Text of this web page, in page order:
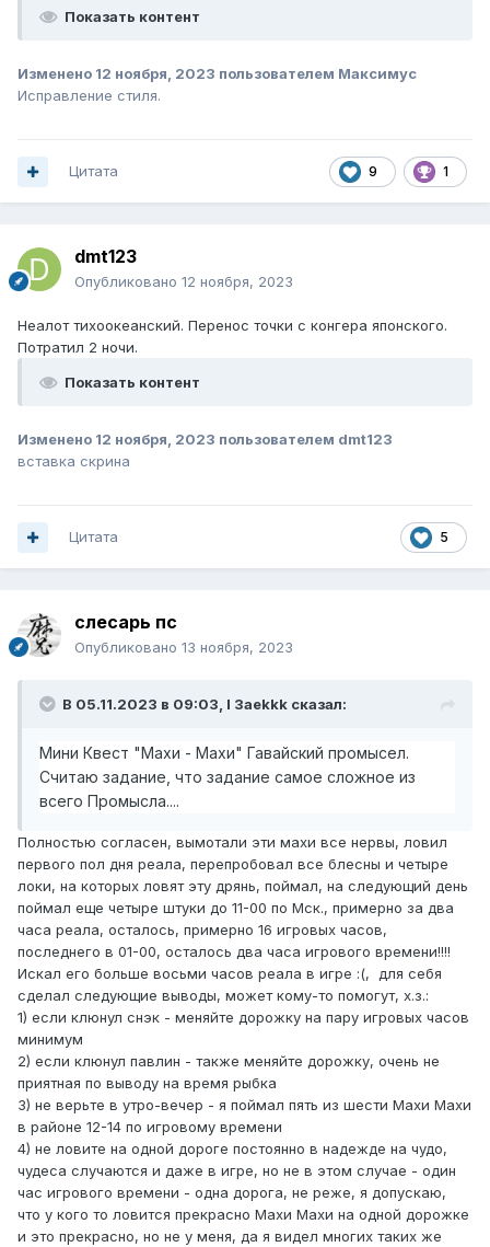
Показать контент
Изменено 12 ноября, 2023 пользователем Максимус
Исправление стиля.
9 1
Цитата
dmt123
Опубликовано 12 ноября, 2023
Неалот тихоокеанский. Перенос точки с конгера японского.
Потратил 2 ночи.
Показать контент
Изменено 12 ноября, 2023 пользователем dmt123
вставка скрина
5
Цитата
слесарь пс
Опубликовано 13 ноября, 2023
В 05.11.2023 в 09:03, I 3aekkk сказал:
Мини Квест "Махи - Махи" Гавайский промысел.
Считаю задание, что задание самое сложное из
всего Промысла....
Полностью согласен, вымотали эти махи все нервы, ловил
первого пол дня реала, перепробовал все блесны и четыре
локи, на которых ловят эту дрянь, поймал, на следующий день
поймал еще четыре штуки до 11-00 по Мск., примерно за два
часа реала, осталось, примерно 16 игровых часов,
последнего в 01-00, осталось два часа игрового времени!!!!
Искал его больше восьми часов реала в игре :(, для себя
сделал следующие выводы, может кому-то помогут, х.з.:
1) если клюнул снэк - меняйте дорожку на пару игровых часов
минимум
2) если клюнул павлин - также меняйте дорожку, очень не
приятная по выводу на время рыбка
3) не верьте в утро-вечер - я поймал пять из шести Махи Махи
в районе 12-14 по игровому времени
4) не ловите на одной дороге постоянно в надежде на чудо,
чудеса случаются и даже в игре, но не в этом случае - один
час игрового времени - одна дорога, не реже, я допускаю,
что у кого то ловится прекрасно Махи Махи на одной дорожке
и это прекрасно, но не у меня, да я видел многих таких же